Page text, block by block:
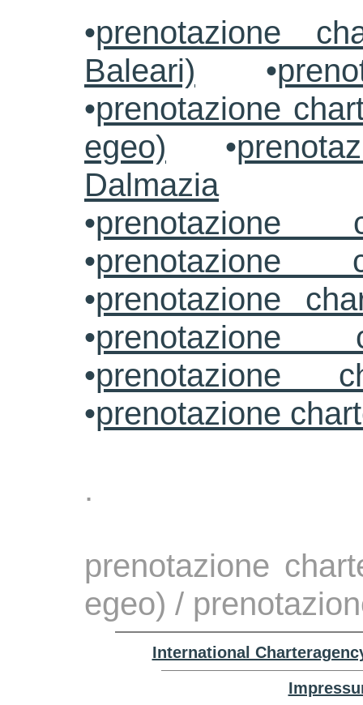
•prenotazione
Baleari) •
•prenotazione
egeo) •
Dalmazia
•prenotazione
•prenotazione
•prenotazione
•prenotazione
•prenotazione
•prenotazione
.
prenotazione
egeo) /
International